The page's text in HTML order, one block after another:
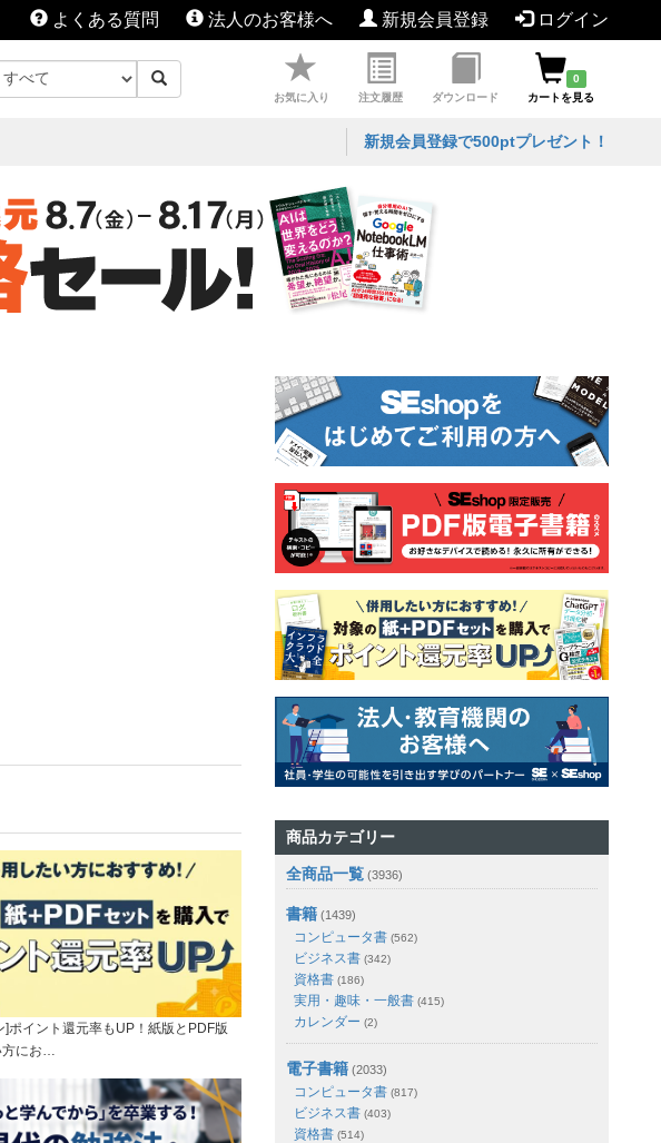
よくある質問 法人のお客様へ 新規会員登録 ログイン
お気に入り 注文履歴 ダウンロード
0
カートを見る
新規会員登録で500ptプレゼント！
]ポイント還元率もUP！紙版とPDF版
方にお…
商品カテゴリー
全商品一覧 (3936)
書籍 (1439)
コンピュータ書 (562)
ビジネス書 (342)
資格書 (186)
実用・趣味・一般書 (415)
カレンダー (2)
電子書籍 (2033)
コンピュータ書 (817)
ビジネス書 (403)
資格書 (514)